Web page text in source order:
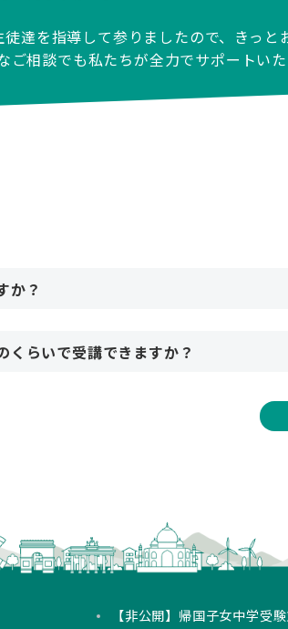
達を指導して参りましたので、きっと
ご相談でも私たちが全力でサポートいた
か？
くらいで受講できますか？
【非公開】帰国子女中学受